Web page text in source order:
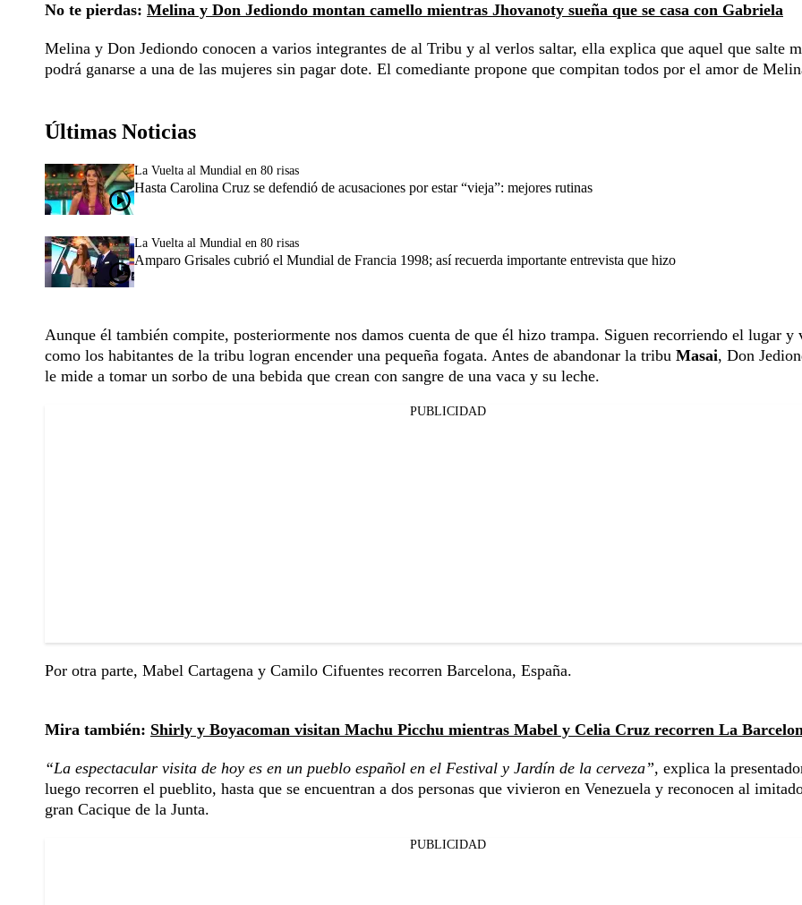
No te pierdas: Melina y Don Jediondo montan camello mientras Jhovanoty sueña que se casa con Gabriela
Melina y Don Jediondo conocen a varios integrantes de al Tribu y al verlos saltar, ella explica que aquel que salte
podrá ganarse a una de las mujeres sin pagar dote. El comediante propone que compitan todos por el amor de
Últimas Noticias
La Vuelta al Mundial en 80 risas
Hasta Carolina Cruz se defendió de acusaciones por estar “vieja”: mejores rutinas
La Vuelta al Mundial en 80 risas
Amparo Grisales cubrió el Mundial de Francia 1998; así recuerda importante entrevista que hizo
Aunque él también compite, posteriormente nos damos cuenta de que él hizo trampa. Siguen recorriendo el lugar y
como los habitantes de la tribu logran encender una pequeña fogata. Antes de abandonar la tribu Masai, Don
le mide a tomar un sorbo de una bebida que crean con sangre de una vaca y su leche.
PUBLICIDAD
Por otra parte, Mabel Cartagena y Camilo Cifuentes recorren Barcelona, España.
Mira también: Shirly y Boyacoman visitan Machu Picchu mientras Mabel y Celia Cruz recorren La
“La espectacular visita de hoy es en un pueblo español en el Festival y Jardín de la cerveza”, explica la
luego recorren el pueblito, hasta que se encuentran a dos personas que vivieron en Venezuela y reconocen al
gran Cacique de la Junta.
PUBLICIDAD